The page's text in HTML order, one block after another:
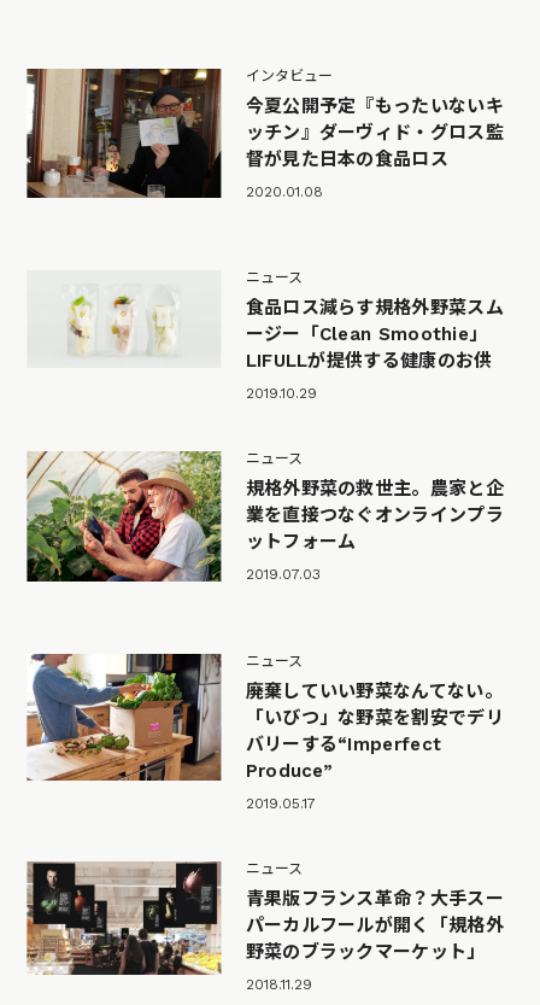
インタビュー
今夏公開予定『もったいないキ
ッチン』ダーヴィド・グロス監
督が見た日本の食品ロス
2020.01.08
ニュース
食品ロス減らす規格外野菜スム
ージー「Clean Smoothie」
LIFULLが提供する健康のお供
2019.10.29
ニュース
規格外野菜の救世主。農家と企
業を直接つなぐオンラインプラ
ットフォーム
2019.07.03
ニュース
廃棄していい野菜なんてない。
「いびつ」な野菜を割安でデリ
バリーする“Imperfect
Produce”
2019.05.17
ニュース
青果版フランス革命？大手スー
パーカルフールが開く「規格外
野菜のブラックマーケット」
2018.11.29